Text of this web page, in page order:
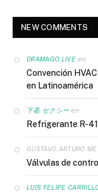
NEW COMMENTS
DRAMAGO.LIVEen
Convención
en Latinoamérica
下着 セクシー en
Refrigerante R-
GUSTAVO ARTURO
Válvulas de
LUIS FELIPE